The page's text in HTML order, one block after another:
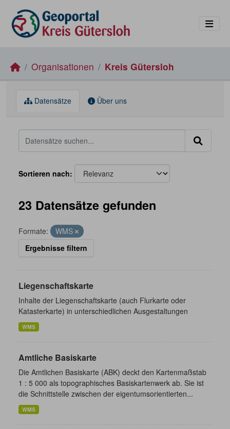
Organisationen Kreis Gütersloh
Datensätze Über uns
Sortieren nach
23 Datensätze gefunden
Formate:
WMS
Ergebnisse filtern
Liegenschaftskarte
Inhalte der Liegenschaftskarte (auch Flurkarte oder
Katasterkarte) in unterschiedlichen Ausgestaltungen
WMS
Amtliche Basiskarte
Die Amtlichen Basiskarte (ABK) deckt den Kartenmaßstab
1 : 5 000 als topographisches Basiskartenwerk ab. Sie ist
die Schnittstelle zwischen der eigentumsorientierten...
WMS